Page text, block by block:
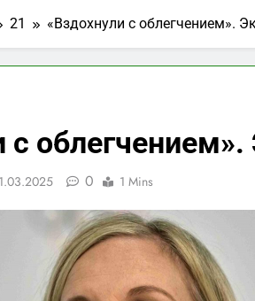
21 «Вздохнули с облегчением».
с
0 1 Mins